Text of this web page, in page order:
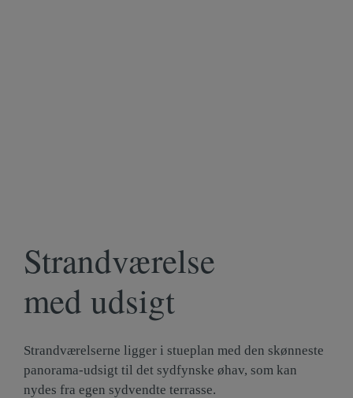
Strandværelse
med udsigt
Strandværelserne ligger i stueplan med den skønneste
panorama-udsigt til det sydfynske øhav, som kan
nydes fra egen sydvendte terrasse.